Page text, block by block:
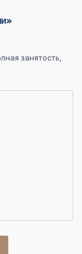
занятость,